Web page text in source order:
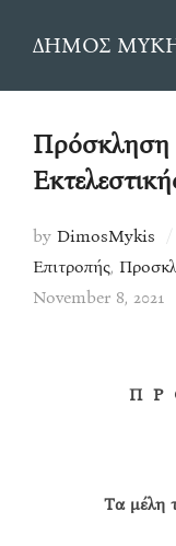
ΔΗΜΟΣ
Πρόσκληση
by DimosMykis
Επιτροπής,
November 8, 2021
Π Ρ
Τα μέλη